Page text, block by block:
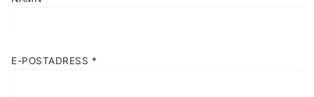
E-POSTADRESS *